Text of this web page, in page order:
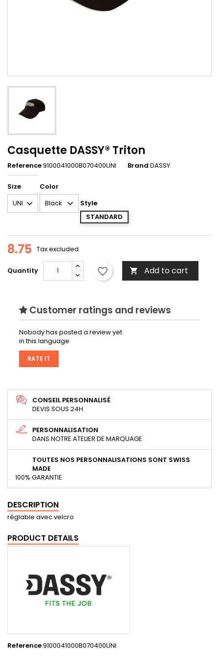
Casquette DASSY® Triton
Reference9100041000B070400UNI Brand DASSY
Size
Color
Style
STANDARD
8.75 Tax excluded
Quantity favorite_border  Add to cart
Customer ratings and reviews
Nobody has posted a review yet
in this language
RATE IT
CONSEIL PERSONNALISÉ
DEVIS SOUS 24H
PERSONNALISATION
DANS NOTRE ATELIER DE MARQUAGE
TOUTES NOS PERSONNALISATIONS SONT SWISS
MADE
100% GARANTIE
DESCRIPTION
réglable avec velcro
PRODUCT DETAILS
Reference9100041000B070400UNI